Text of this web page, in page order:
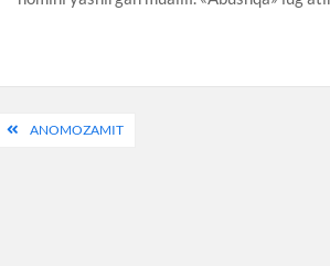
PostANOMOZAMIT